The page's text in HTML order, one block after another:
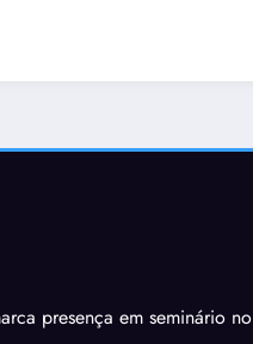
presença em seminário no